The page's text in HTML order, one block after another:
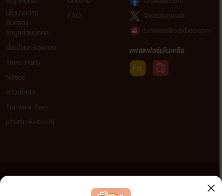
นโยบายการ
คุ้มครอง
ข้อมูลส่วนบุคคล
เงื่อนไขและข้อตกลง
Third-Party
Notice
ดาวน์โหลด
Tunwalai Easy
(สำหรับ Android)
FAQ
@webtunwalai
tunwalai@ookbee.com
แพลตฟอร์มในเครือ
เว็บไซต์แห่งนี้ไม่ได้เห็นด้วยและไม่ขอรับผิดชอบต่อข้อความใดๆ ทั้งสิ้น ดังนั้นผู้อ่านทุกท่านโปรดใช้